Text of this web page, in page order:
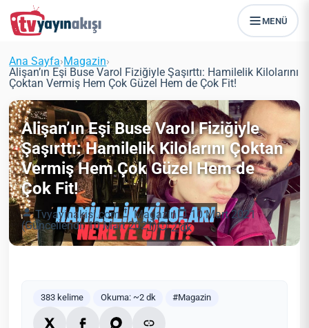
MENÜ
Ana Sayfa›Magazin›
Alişan’ın Eşi Buse Varol Fiziğiyle Şaşırttı: Hamilelik Kilolarını
Çoktan Vermiş Hem Çok Güzel Hem de Çok Fit!
Alişan’ın Eşi Buse Varol Fiziğiyle
Şaşırttı: Hamilelik Kilolarını Çoktan
Vermiş Hem Çok Güzel Hem de
Çok Fit!
Tvyayinakisi.com Magazin
10 Mart 2021
(Güncellendi: 10 Mart 2021)
2 dk
383 kelime Okuma: ~2 dk #Magazin